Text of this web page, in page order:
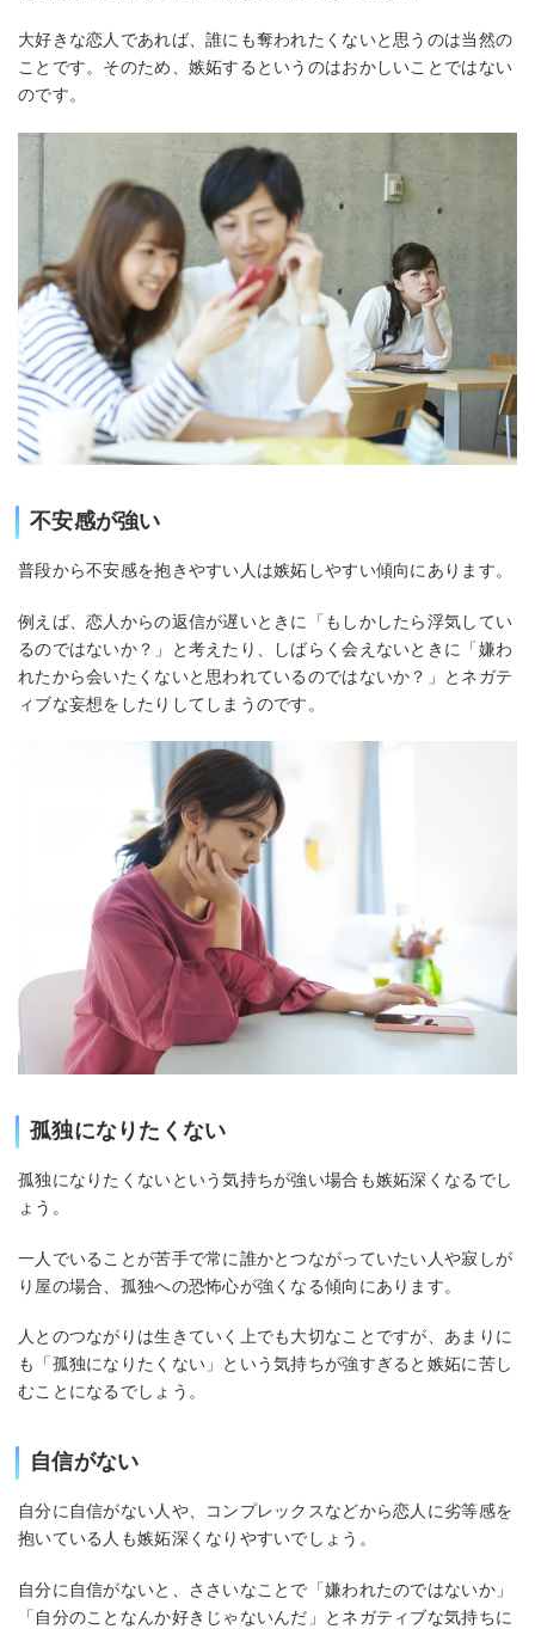
大好きな恋人であれば、誰にも奪われたくないと思うのは当然の
ことです。そのため、嫉妬するというのはおかしいことではない
のです。
不安感が強い
普段から不安感を抱きやすい人は嫉妬しやすい傾向にあります。
例えば、恋人からの返信が遅いときに「もしかしたら浮気してい
るのではないか？」と考えたり、しばらく会えないときに「嫌わ
れたから会いたくないと思われているのではないか？」とネガテ
ィブな妄想をしたりしてしまうのです。
孤独になりたくない
孤独になりたくないという気持ちが強い場合も嫉妬深くなるでし
ょう。
一人でいることが苦手で常に誰かとつながっていたい人や寂しが
り屋の場合、孤独への恐怖心が強くなる傾向にあります。
人とのつながりは生きていく上でも大切なことですが、あまりに
も「孤独になりたくない」という気持ちが強すぎると嫉妬に苦し
むことになるでしょう。
自信がない
自分に自信がない人や、コンプレックスなどから恋人に劣等感を
抱いている人も嫉妬深くなりやすいでしょう。
自分に自信がないと、ささいなことで「嫌われたのではないか」
「自分のことなんか好きじゃないんだ」とネガティブな気持ちに